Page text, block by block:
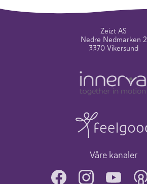
Zeizt AS
Nedre Nedmarken 2
3370 Vikersund
Våre kanaler